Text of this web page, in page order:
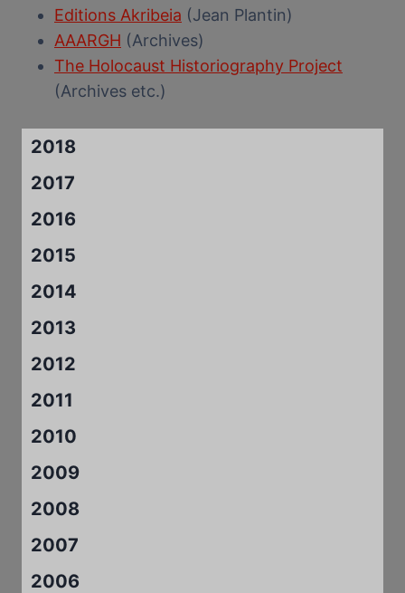
Editions Akribeia (Jean Plantin)
AAARGH (Archives)
The Holocaust Historiography Project
(Archives etc.)
2018
2017
2016
2015
2014
2013
2012
2011
2010
2009
2008
2007
2006